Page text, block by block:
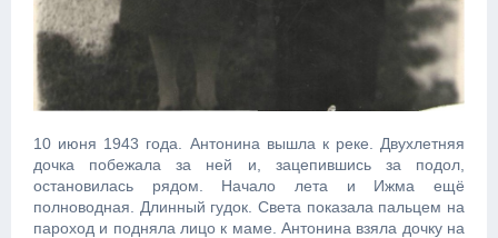
10 июня 1943 года. Антонина вышла к реке. Двухлетняя
дочка побежала за ней и, зацепившись за подол,
остановилась рядом. Начало лета и Ижма ещё
полноводная. Длинный гудок. Света показала пальцем на
пароход и подняла лицо к маме. Антонина взяла дочку на